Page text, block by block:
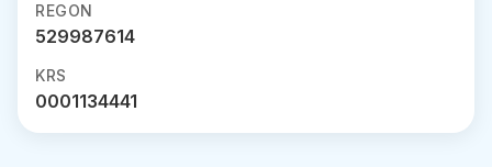
REGON
529987614
KRS
0001134441